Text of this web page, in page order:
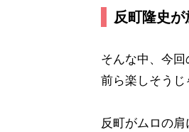
反町隆史
そんな中、今
前ら楽しそうじ
反町がムロの